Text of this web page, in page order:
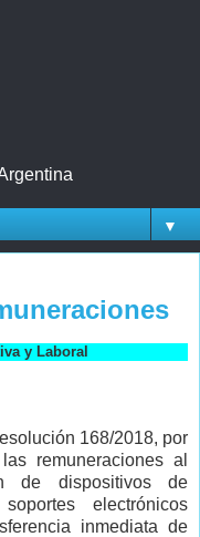
▼
y Laboral
168/2018, por
remuneraciones al
de dispositivos de
electrónicos
inmediata de